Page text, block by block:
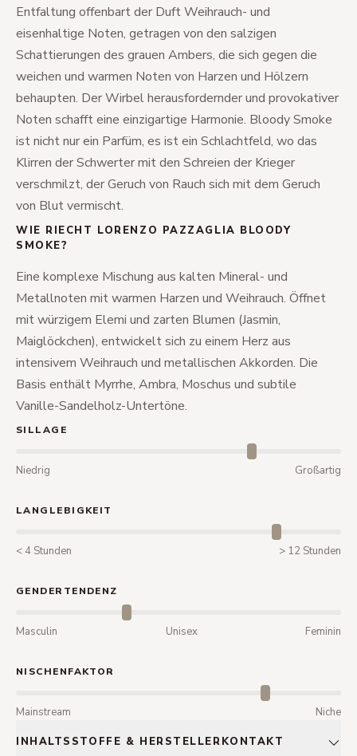
Entfaltung offenbart der Duft Weihrauch- und
eisenhaltige Noten, getragen von den salzigen
Schattierungen des grauen Ambers, die sich gegen die
weichen und warmen Noten von Harzen und Hölzern
behaupten. Der Wirbel herausfordernder und provokativer
Noten schafft eine einzigartige Harmonie. Bloody Smoke
ist nicht nur ein Parfüm, es ist ein Schlachtfeld, wo das
Klirren der Schwerter mit den Schreien der Krieger
verschmilzt, der Geruch von Rauch sich mit dem Geruch
von Blut vermischt.
WIE RIECHT LORENZO PAZZAGLIA BLOODY
SMOKE?
Eine komplexe Mischung aus kalten Mineral- und
Metallnoten mit warmen Harzen und Weihrauch. Öffnet
mit würzigem Elemi und zarten Blumen (Jasmin,
Maiglöckchen), entwickelt sich zu einem Herz aus
intensivem Weihrauch und metallischen Akkorden. Die
Basis enthält Myrrhe, Ambra, Moschus und subtile
Vanille-Sandelholz-Untertöne.
SILLAGE
Niedrig Großartig
LANGLEBIGKEIT
< 4 Stunden > 12 Stunden
GENDERTENDENZ
Masculin Unisex Feminin
NISCHENFAKTOR
Mainstream Niche
INHALTSSTOFFE & HERSTELLERKONTAKT